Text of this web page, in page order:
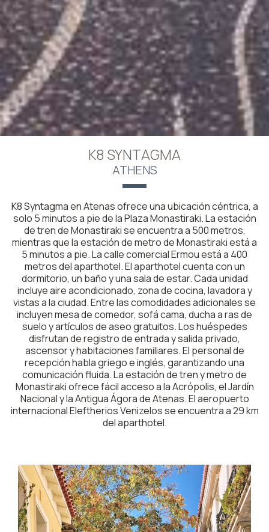
K8 SYNTAGMA
ATHENS
K8 Syntagma en Atenas ofrece una ubicación céntrica, a
solo 5 minutos a pie de la Plaza Monastiraki. La estación
de tren de Monastiraki se encuentra a 500 metros,
mientras que la estación de metro de Monastiraki está a
5 minutos a pie. La calle comercial Ermou está a 400
metros del aparthotel. El aparthotel cuenta con un
dormitorio, un baño y una sala de estar. Cada unidad
incluye aire acondicionado, zona de cocina, lavadora y
vistas a la ciudad. Entre las comodidades adicionales se
incluyen mesa de comedor, sofá cama, ducha a ras de
suelo y artículos de aseo gratuitos. Los huéspedes
disfrutan de registro de entrada y salida privado,
ascensor y habitaciones familiares. El personal de
recepción habla griego e inglés, garantizando una
comunicación fluida. La estación de tren y metro de
Monastiraki ofrece fácil acceso a la Acrópolis, el Jardín
Nacional y la Antigua Ágora de Atenas. El aeropuerto
internacional Eleftherios Venizelos se encuentra a 29 km
del aparthotel.